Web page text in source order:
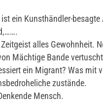
ein Kunsthändler-besagte
alles Gewohnheit.
Mächtige Bande
ein Migrant? Was mit
zustände.
Mensch.